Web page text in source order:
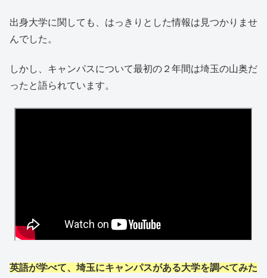
出身大学に関しても、はっきりとした情報は見つかりませ
んでした。
しかし、キャンパスについて最初の２年間は埼玉の山奥だ
ったと語られています。
英語が学べて、埼玉にキャンパスがある大学を調べてみた